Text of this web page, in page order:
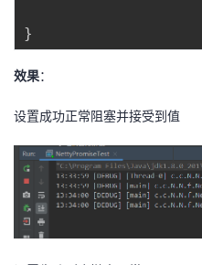
}
效果：
设置成功正常阻塞并接受到值